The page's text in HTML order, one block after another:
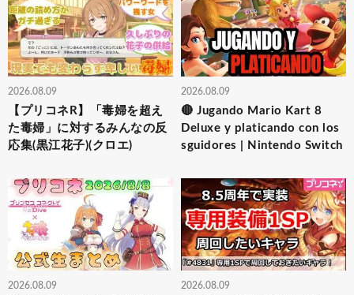
2026.08.09
【プリコネR】「毒婦を超え
た毒婦」に対するみんなの反
応集(黒江花子)(クロエ)
2026.08.09
🔴 Jugando Mario Kart 8
Deluxe y platicando con los
sguidores | Nintendo Switch
2026.08.09 2026.08.09